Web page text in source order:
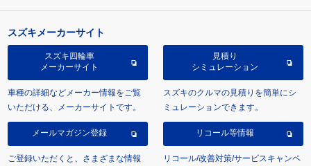
スズキメーカーサイト
スズキ四輪車
メーカーサイト
車種の詳細などメーカー情報をご覧
いただける、メーカーサイトです。
見積り
シミュレーション
スズキのクルマの見積りを簡単にシ
ミュレーションできます。
メールマガジン登録
ご登録いただくと、さまざまな情報
リコール等情報
リコール/改善対策/サービスキャンペ